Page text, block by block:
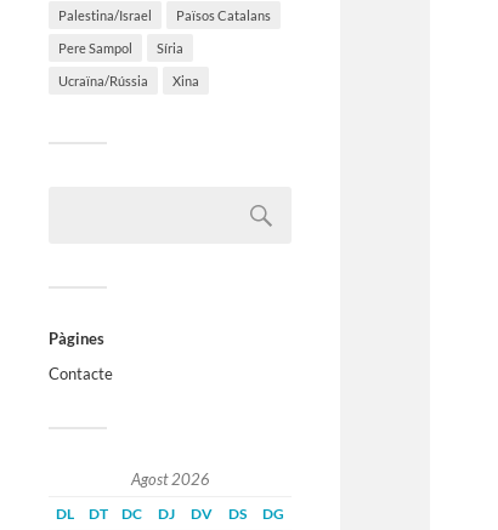
Palestina/Israel Països Catalans
Pere Sampol Síria
Ucraïna/Rússia Xina
Pàgines
Contacte
Agost 2026
DL DT DC DJ DV DS DG